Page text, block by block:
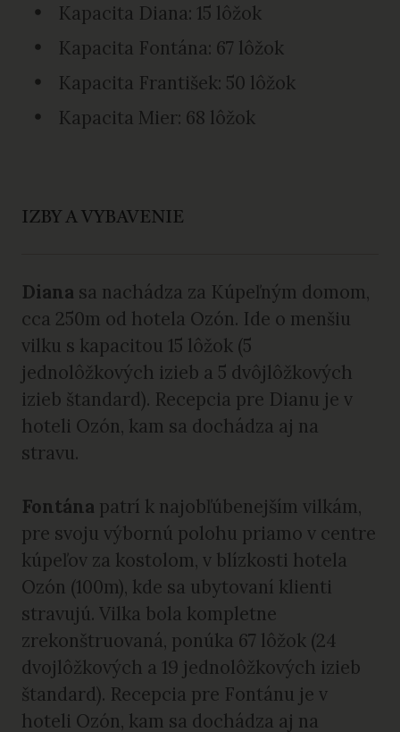
Kapacita Diana: 15 lôžok
Kapacita Fontána: 67 lôžok
Kapacita František: 50 lôžok
Kapacita Mier: 68 lôžok
IZBY A VYBAVENIE
Diana sa nachádza za Kúpeľným domom,
cca 250m od hotela Ozón. Ide o menšiu
vilku s kapacitou 15 lôžok (5
jednolôžkových izieb a 5 dvôjlôžkových
izieb štandard). Recepcia pre Dianu je v
hoteli Ozón, kam sa dochádza aj na
stravu.
Fontána patrí k najobľúbenejším vilkám,
pre svoju výbornú polohu priamo v centre
kúpeľov za kostolom, v blízkosti hotela
Ozón (100m), kde sa ubytovaní klienti
stravujú. Vilka bola kompletne
zrekonštruovaná, ponúka 67 lôžok (24
dvojlôžkových a 19 jednolôžkových izieb
štandard). Recepcia pre Fontánu je v
hoteli Ozón, kam sa dochádza aj na